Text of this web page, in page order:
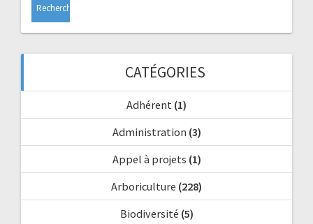
CATÉGORIES
Adhérent (1)
Administration (3)
Appel à projets (1)
Arboriculture (228)
Biodiversité (5)